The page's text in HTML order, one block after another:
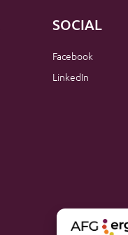
SOCIAL
Facebook
LinkedIn